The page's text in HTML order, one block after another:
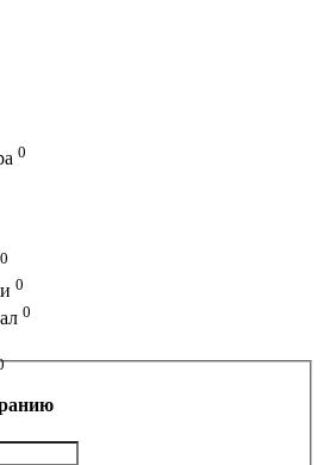
0
0
0
0